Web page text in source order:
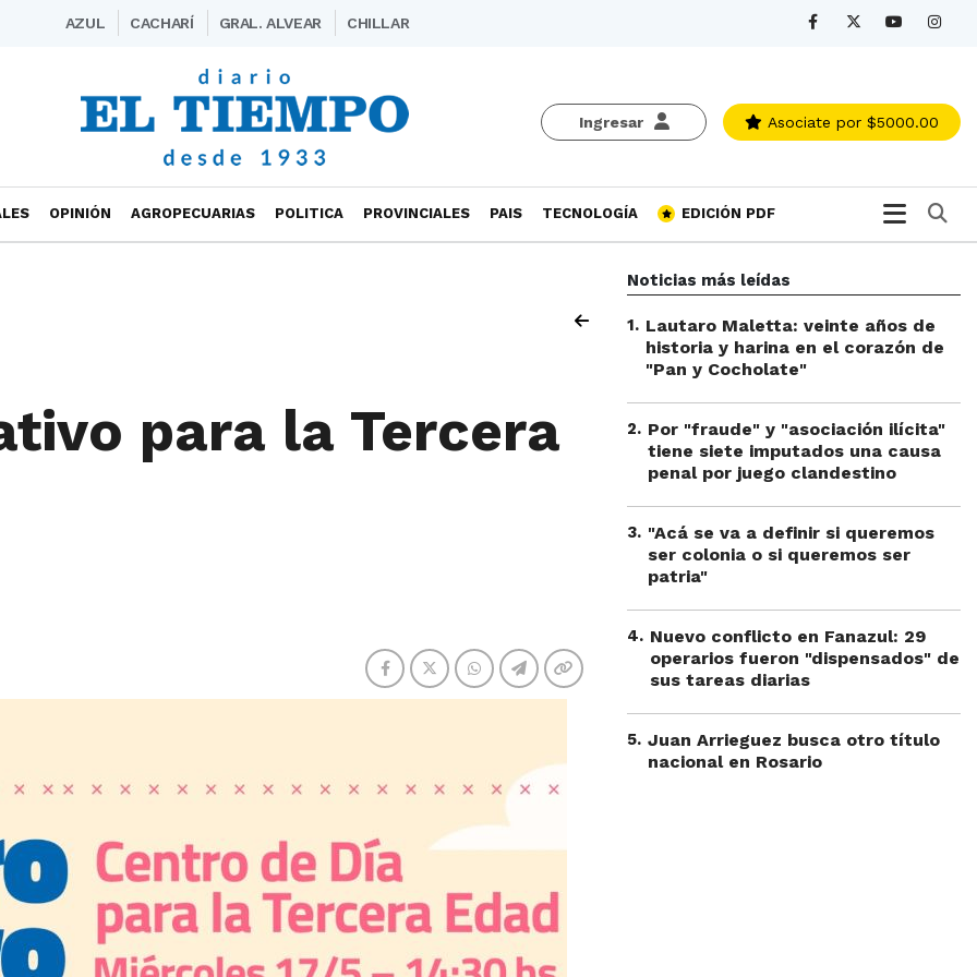
AZUL CACHARÍ GRAL. ALVEAR CHILLAR
Ingresar Asociate por $5000.00
OPINIÓN AGROPECUARIAS POLITICA PROVINCIALES PAIS TECNOLOGÍA EDICIÓN PDF
para la Tercera
Noticias más leídas
1. Lautaro Maletta: veinte años de
historia y harina en el corazón de
"Pan y Cocholate"
2. Por "fraude" y "asociación ilícita"
tiene siete imputados una causa
penal por juego clandestino
3. "Acá se va a definir si queremos
ser colonia o si queremos ser
patria"
4. Nuevo conflicto en Fanazul: 29
operarios fueron "dispensados" de
sus tareas diarias
5. Juan Arrieguez busca otro título
nacional en Rosario